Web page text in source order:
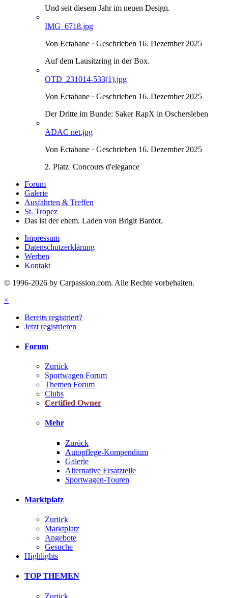
Und seit diesem Jahr im neuen Design.
IMG_6718.jpg
Von Ectabane · Geschrieben 16. Dezember 2025
Auf dem Lausitzring in der Box.
OTD_231014-533(1).jpg
Von Ectabane · Geschrieben 16. Dezember 2025
Der Dritte im Bunde: Saker RapX in Oschersleben
ADAC net.jpg
Von Ectabane · Geschrieben 16. Dezember 2025
2. Platz Concours d'elegance
Forum
Galerie
Ausfahrten & Treffen
St. Tropez
Das ist der ehem. Laden von Brigit Bardot.
Impressum
Datenschutzerklärung
Werben
Kontakt
© 1996-2026 by Carpassion.com. Alle Rechte vorbehalten.
×
Bereits registriert?
Jetzt registrieren
Forum
Zurück
Sportwagen Forum
Themen Forum
Clubs
Certified Owner
Mehr
Zurück
Autopflege-Kompendium
Galerie
Alternative Ersatzteile
Sportwagen-Touren
Marktplatz
Zurück
Marktplatz
Angebote
Gesuche
Highlights
TOP THEMEN
Zurück